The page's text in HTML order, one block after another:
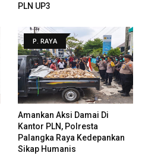
PLN UP3
P. RAYA
Amankan Aksi Damai Di
Kantor PLN, Polresta
Palangka Raya Kedepankan
Sikap Humanis